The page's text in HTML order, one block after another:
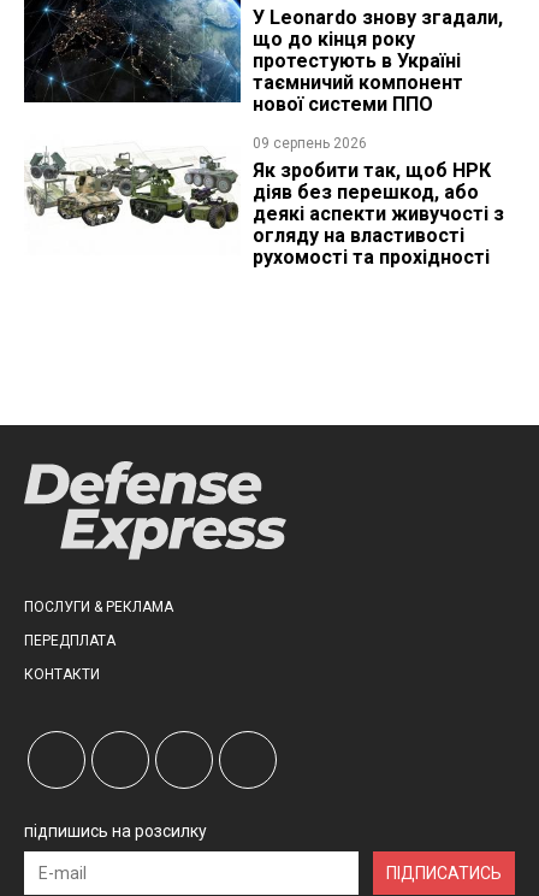
У Leonardo знову згадали,
що до кінця року
протестують в Україні
таємничий компонент
нової системи ППО
09 серпень 2026
Як зробити так, щоб НРК
діяв без перешкод, або
деякі аспекти живучості з
огляду на властивості
рухомості та прохідності
ПОСЛУГИ & РЕКЛАМА
ПЕРЕДПЛАТА
КОНТАКТИ
підпишись на розсилку
ПІДПИСАТИСЬ